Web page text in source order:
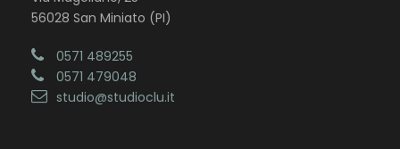
56028 San Miniato (PI)
0571 489255
0571 479048
studio@studioclu.it